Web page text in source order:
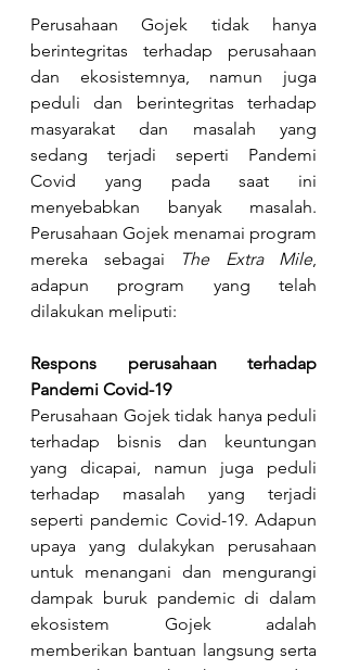
Perusahaan Gojek tidak hanya
berintegritas terhadap perusahaan
dan ekosistemnya, namun juga
peduli dan berintegritas terhadap
masyarakat dan masalah yang
sedang terjadi seperti Pandemi
Covid yang pada saat ini
menyebabkan banyak masalah.
Perusahaan Gojek menamai program
mereka sebagai
The Extra Mile,
adapun program yang telah
dilakukan meliputi:
Respons perusahaan terhadap
Pandemi Covid-19
Perusahaan Gojek tidak hanya peduli
terhadap bisnis dan keuntungan
yang dicapai, namun juga peduli
terhadap masalah yang terjadi
seperti pandemic Covid-19. Adapun
upaya yang dulakykan perusahaan
untuk menangani dan mengurangi
dampak buruk pandemic di dalam
ekosistem Gojek adalah
memberikan bantuan langsung serta